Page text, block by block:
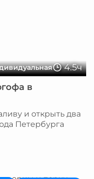
4.5ч
в
и открыть два
Петербурга